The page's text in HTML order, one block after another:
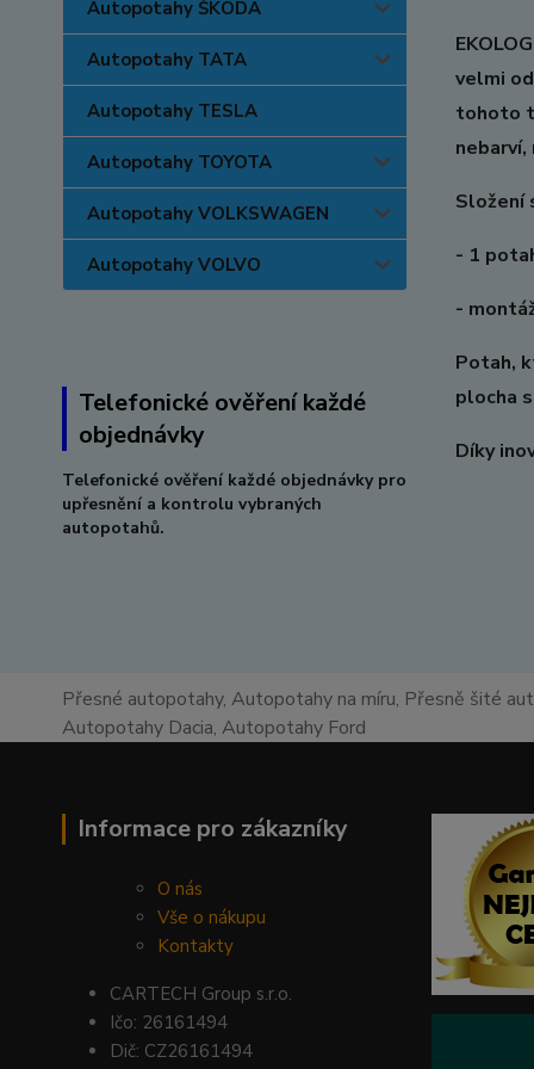
Autopotahy ŠKODA
Autopotahy TATA
Autopotahy TESLA
Autopotahy TOYOTA
Autopotahy VOLKSWAGEN
Autopotahy VOLVO
Telefonické ověření každé
objednávky
Telefonické ověření každé objednávky pro
upřesnění a kontrolu vybraných
autopotahů.
velmi
tohoto
Složení
- 1
-
Potah,
plocha
Díky
Přesné autopotahy, Autopotahy na míru, Přesně šité
Autopotahy Dacia, Autopotahy Ford
Informace pro zákazníky
O nás
Vše o nákupu
Kontakty
CARTECH Group s.r.o.
Ičo: 26161494
Dič: CZ26161494